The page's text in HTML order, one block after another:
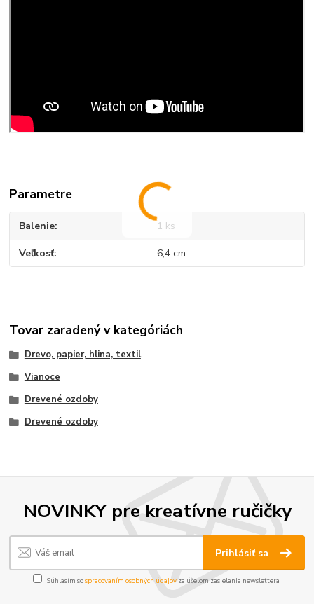
Parametre
Balenie 1 ks
Veľkosť 6,4 cm
Tovar zaradený v kategóriách
Drevo, papier, hlina, textil
Vianoce
Drevené ozdoby
Drevené ozdoby
NOVINKY pre kreatívne ručičky
Prihlásiť sa
Súhlasím sospracovaním osobných údajov za účelom zasielania newslettera.